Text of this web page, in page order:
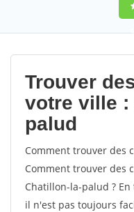
Trouver
votre ville :
palud
Comment trouver des
Comment trouver des
Chatillon-la-palud ?
il n'est pas toujours